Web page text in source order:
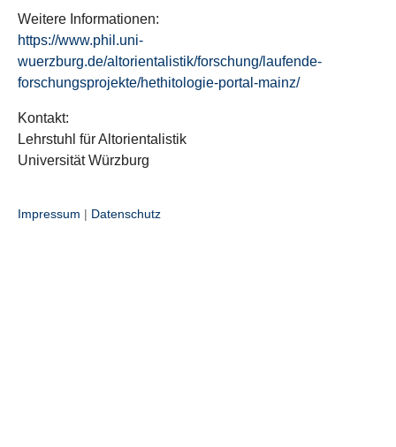
Weitere Informationen:
https://www.phil.uni-
wuerzburg.de/altorientalistik/forschung/laufende-
forschungsprojekte/hethitologie-portal-mainz/
Kontakt:
Lehrstuhl für Altorientalistik
Universität Würzburg
Impressum | Datenschutz